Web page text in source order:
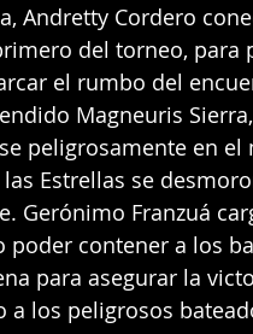
Andretty Cordero
del torneo, para
el rumbo del
Magneuris
peligrosamente en el
Estrellas se
Gerónimo Franzuá
contener a los
para asegurar la
los peligrosos